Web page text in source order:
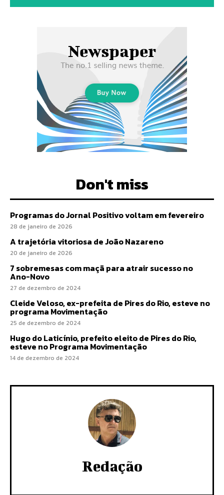
Don't miss
Programas do Jornal Positivo voltam em fevereiro
28 de janeiro de 2026
A trajetória vitoriosa de João Nazareno
20 de janeiro de 2026
7 sobremesas com maçã para atrair sucesso no
Ano-Novo
27 de dezembro de 2024
Cleide Veloso, ex-prefeita de Pires do Rio, esteve no
programa Movimentação
25 de dezembro de 2024
Hugo do Laticínio, prefeito eleito de Pires do Rio,
esteve no Programa Movimentação
14 de dezembro de 2024
Redação